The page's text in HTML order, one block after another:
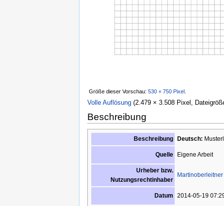
Größe dieser Vorschau: 530 × 750 Pixel
Volle Auflösung (2.479 × 3.508 Pixel,
Beschreibung
Beschreibung Deutsch:
Quelle Eigene Arbeit
Urheber bzw.
Nutzungsrechtinhaber
Martinoberleitner
Datum 2014-05-19